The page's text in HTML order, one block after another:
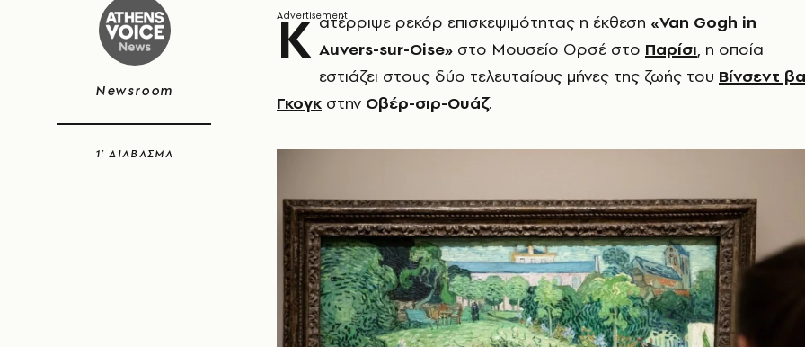
Newsroom
1’ ΔΙΑΒΑΣΜΑ
Κ ατέρριψε ρεκόρ επισκεψιμότητας η έκθεση «Van Gogh in
Auvers-sur-Oise» στο Μουσείο Ορσέ στο Παρίσι, η οποία
εστιάζει στους δύο τελευταίους μήνες της ζωής του Βίνσεντ
Γκογκ στην Οβέρ-σιρ-Ουάζ.